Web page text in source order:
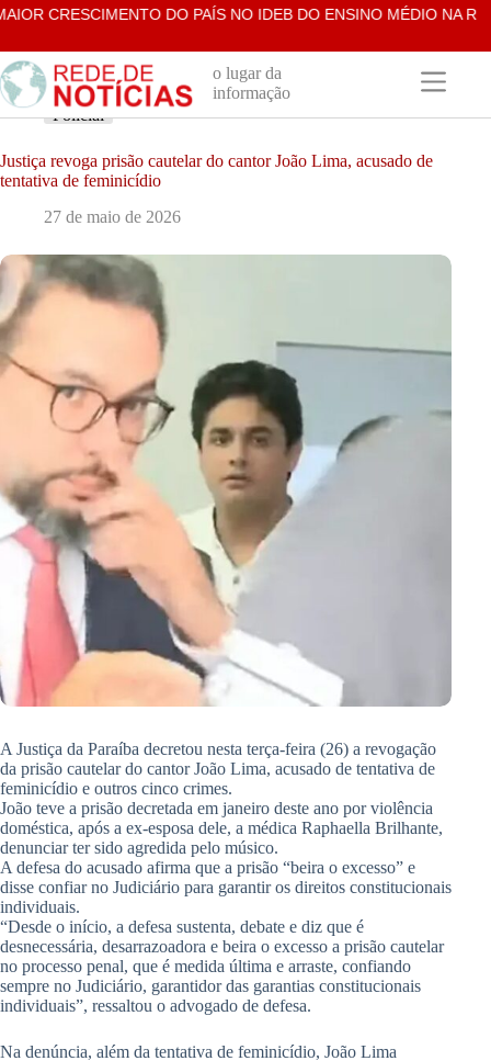
Pular
o
conteúdo
CRESCIMENTO DO PAÍS NO IDEB DO ENSINO MÉDIO NA REDE
o lugar da
informação
Policial
Justiça revoga prisão cautelar do cantor João Lima, acusado de
tentativa de feminicídio
27 de maio de 2026
A Justiça da Paraíba decretou nesta terça-feira (26) a revogação
da prisão cautelar do cantor João Lima, acusado de tentativa de
feminicídio e outros cinco crimes.
João teve a prisão decretada em janeiro deste ano por violência
doméstica, após a ex-esposa dele, a médica Raphaella Brilhante,
denunciar ter sido agredida pelo músico.
A defesa do acusado afirma que a prisão “beira o excesso” e
disse confiar no Judiciário para garantir os direitos constitucionais
individuais.
“Desde o início, a defesa sustenta, debate e diz que é
desnecessária, desarrazoadora e beira o excesso a prisão cautelar
no processo penal, que é medida última e arraste, confiando
sempre no Judiciário, garantidor das garantias constitucionais
individuais”, ressaltou o advogado de defesa.
Na denúncia, além da tentativa de feminicídio, João Lima